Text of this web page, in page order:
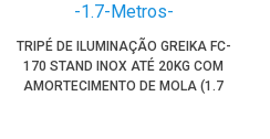
TRIPÉ DE ILUMINAÇÃO GREIKA FC-
170 STAND INOX ATÉ 20KG COM
AMORTECIMENTO DE MOLA (1.7